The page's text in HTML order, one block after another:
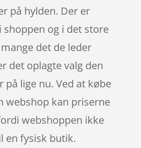
på hylden. Der er
shoppen og i det store
det de leder
det oplagte valg den
på lige nu. Ved at købe
webshop kan priserne
webshoppen ikke
en fysisk butik.